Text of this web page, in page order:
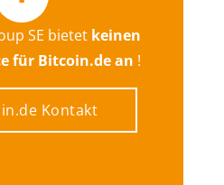
SE bietet keinen
für Bitcoin.de an !
Kontakt
Sie direkt zum
von bitcoin.de
Kontakt